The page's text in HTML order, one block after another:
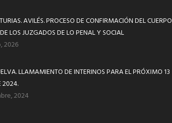
AVILÉS. PROCESO DE CONFIRMACIÓN DEL CUERPO
LOS JUZGADOS DE LO PENAL Y SOCIAL
2026
LLAMAMIENTO DE INTERINOS PARA EL PRÓXIMO 13
2024.
2024